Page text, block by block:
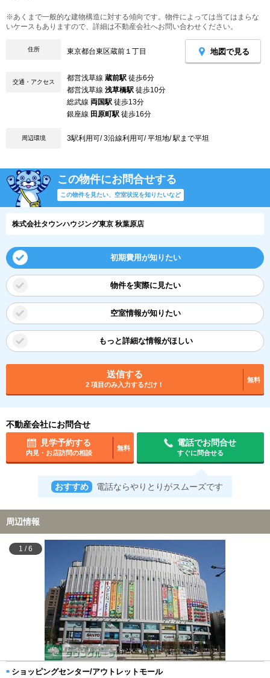
※あくまで一般的な建物構造に対する傾向です。物件によっては当てはまらな
いケースもありますので、詳細は不動産会社へお問い合わせください。
住所 東京都台東区蔵前１丁目 地図で見る
交通・アクセス 都営浅草線 蔵前駅 徒歩6分
都営浅草線 浅草橋駅 徒歩10分
総武線 両国駅 徒歩13分
銀座線 田原町駅 徒歩16分
周辺環境 3駅利用可/ 3沿線利用可/ 平坦地/ 駅まで平坦
この物件にお問合せする
この物件を見たい、空室状況を知りたいなど
株式会社タウンハウジング東京 秋葉原店
初期費用が知りたい
物件を実際に見たい
空室情報が知りたい
もっと詳細な情報がほしい
送信する
2 項目のみ入力するだけ！
無料
不動産会社にお問合せ
見学予約する
内見・お店訪問の相談
無料
電話でお問合せ
すぐに問合せる
おすすめ 電話ならやりとりがスムーズです
周辺情報
1 /6
ショッピングセンター/アウトレットモール